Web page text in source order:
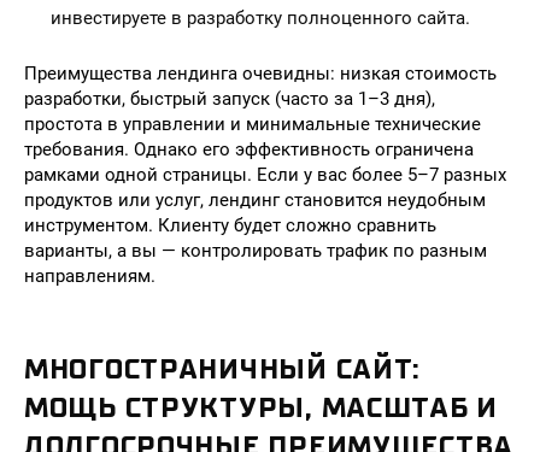
инвестируете в разработку полноценного сайта.
Преимущества лендинга очевидны: низкая стоимость
разработки, быстрый запуск (часто за 1–3 дня),
простота в управлении и минимальные технические
требования. Однако его эффективность ограничена
рамками одной страницы. Если у вас более 5–7 разных
продуктов или услуг, лендинг становится неудобным
инструментом. Клиенту будет сложно сравнить
варианты, а вы — контролировать трафик по разным
направлениям.
МНОГОСТРАНИЧНЫЙ САЙТ:
МОЩЬ СТРУКТУРЫ, МАСШТАБ И